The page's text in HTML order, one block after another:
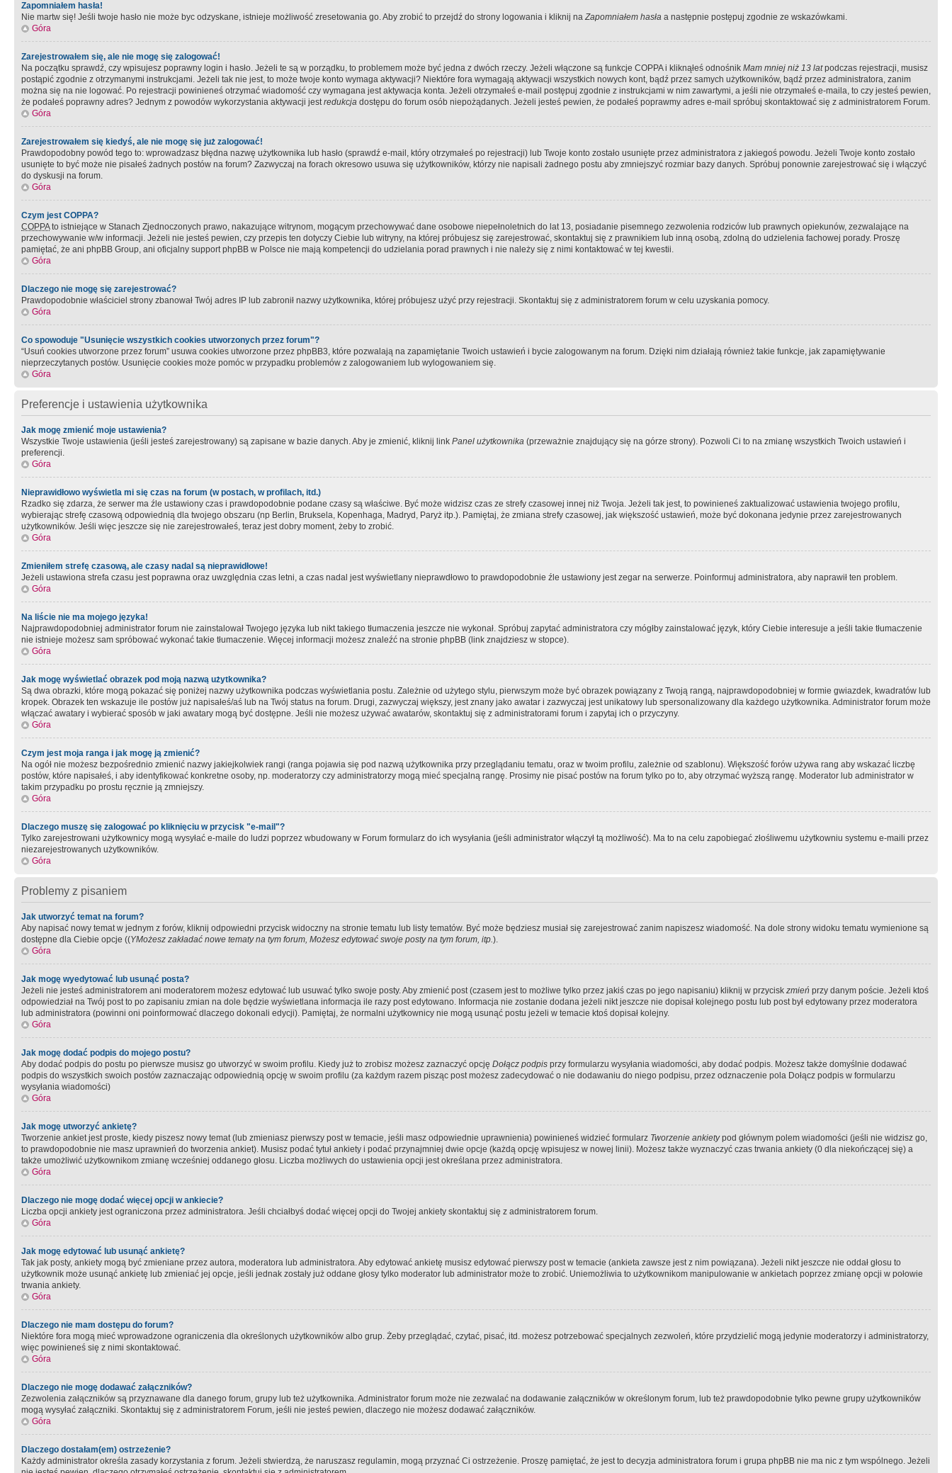
Zapomniałem hasła!
Nie martw się! Jeśli twoje hasło nie może byc odzyskane, istnieje możliwość zresetowania go. Aby zrobić to przejdź do strony logowania i kliknij naZapomniałem hasła a następnie postępuj zgodnie ze wskazówkami.
Góra
Zarejestrowałem się, ale nie mogę się zalogować!
Na początku sprawdź, czy wpisujesz poprawny login i hasło. Jeżeli te są w porządku, to problemem może być jedna z dwóch rzeczy. Jeżeli włączone są funkcje COPPA i kliknąłeś odnośnik Mam mniej niż 13 latpodczas rejestracji, musisz
postąpić zgodnie z otrzymanymi instrukcjami. Jeżeli tak nie jest, to może twoje konto wymaga aktywacji? Niektóre fora wymagają aktywacji wszystkich nowych kont, bądź przez samych użytkowników, bądź przez administratora, zanim
można się na nie logować. Po rejestracji powinieneś otrzymać wiadomość czy wymagana jest aktywacja konta. Jeżeli otrzymałeś e-mail postępuj zgodnie z instrukcjami w nim zawartymi, a jeśli nie otrzymałeś e-maila, to czy jesteś pewien,
że podałeś poprawny adres? Jednym z powodów wykorzystania aktywacji jestredukcja dostępu do forum osób niepożądanych. Jeżeli jesteś pewien, że podałeś poprawmy adres e-mail spróbuj skontaktować się z administratorem Forum.
Góra
Zarejestrowałem się kiedyś, ale nie mogę się już zalogować!
Prawdopodobny powód tego to: wprowadzasz błędna nazwę użytkownika lub hasło (sprawdź e-mail, który otrzymałeś po rejestracji) lub Twoje konto zostało usunięte przez administratora z jakiegoś powodu. Jeżeli Twoje konto zostało
usunięte to być może nie pisałeś żadnych postów na forum? Zazwyczaj na forach okresowo usuwa się użytkowników, którzy nie napisali żadnego postu aby zmniejszyć rozmiar bazy danych. Spróbuj ponownie zarejestrować się i włączyć
do dyskusji na forum.
Góra
Czym jest COPPA?
COPPAto istniejące w Stanach Zjednoczonych prawo, nakazujące witrynom, mogącym przechowywać dane osobowe niepełnoletnich do lat 13, posiadanie pisemnego zezwolenia rodziców lub prawnych opiekunów, zezwalające na
przechowywanie w/w informacji. Jeżeli nie jesteś pewien, czy przepis ten dotyczy Ciebie lub witryny, na której próbujesz się zarejestrować, skontaktuj się z prawnikiem lub inną osobą, zdolną do udzielenia fachowej porady. Proszę
pamiętać, że ani phpBB Group, ani oficjalny support phpBB w Polsce nie mają kompetencji do udzielania porad prawnych i nie należy się z nimi kontaktować w tej kwestii.
Góra
Dlaczego nie mogę się zarejestrować?
Prawdopodobnie właściciel strony zbanował Twój adres IP lub zabronił nazwy użytkownika, której próbujesz użyć przy rejestracji. Skontaktuj się z administratorem forum w celu uzyskania pomocy.
Góra
Co spowoduje "Usunięcie wszystkich cookies utworzonych przez forum"?
“Usuń cookies utworzone przez forum” usuwa cookies utworzone przez phpBB3, które pozwalają na zapamiętanie Twoich ustawień i bycie zalogowanym na forum. Dzięki nim działają również takie funkcje, jak zapamiętywanie
nieprzeczytanych postów. Usunięcie cookies może pomóc w przypadku problemów z zalogowaniem lub wylogowaniem się.
Góra
Preferencje i ustawienia użytkownika
Jak mogę zmienić moje ustawienia?
Wszystkie Twoje ustawienia (jeśli jesteś zarejestrowany) są zapisane w bazie danych. Aby je zmienić, kliknij link Panel użytkownika (przeważnie znajdujący się na górze strony). Pozwoli Ci to na zmianę wszystkich Twoich ustawień i
preferencji.
Góra
Nieprawidłowo wyświetla mi się czas na forum (w postach, w profilach, itd.)
Rzadko się zdarza, że serwer ma źle ustawiony czas i prawdopodobnie podane czasy są właściwe. Być może widzisz czas ze strefy czasowej innej niż Twoja. Jeżeli tak jest, to powinieneś zaktualizować ustawienia twojego profilu,
wybierając strefę czasową odpowiednią dla twojego obszaru (np Berlin, Bruksela, Kopenhaga, Madryd, Paryż itp.). Pamiętaj, że zmiana strefy czasowej, jak większość ustawień, może być dokonana jedynie przez zarejestrowanych
użytkowników. Jeśli więc jeszcze się nie zarejestrowałeś, teraz jest dobry moment, żeby to zrobić.
Góra
Zmieniłem strefę czasową, ale czasy nadal są nieprawidłowe!
Jeżeli ustawiona strefa czasu jest poprawna oraz uwzględnia czas letni, a czas nadal jest wyświetlany nieprawdłowo to prawdopodobnie źle ustawiony jest zegar na serwerze. Poinformuj administratora, aby naprawił ten problem.
Góra
Na liście nie ma mojego języka!
Najprawdopodobniej administrator forum nie zainstalował Twojego języka lub nikt takiego tłumaczenia jeszcze nie wykonał. Spróbuj zapytać administratora czy mógłby zainstalować język, który Ciebie interesuje a jeśli takie tłumaczenie
nie istnieje możesz sam spróbować wykonać takie tłumaczenie. Więcej informacji możesz znaleźć na stronie phpBB (link znajdziesz w stopce).
Góra
Jak mogę wyświetlać obrazek pod moją nazwą użytkownika?
Są dwa obrazki, które mogą pokazać się poniżej nazwy użytkownika podczas wyświetlania postu. Zależnie od użytego stylu, pierwszym może być obrazek powiązany z Twoją rangą, najprawdopodobniej w formie gwiazdek, kwadratów lub
kropek. Obrazek ten wskazuje ile postów już napisałeś/aś lub na Twój status na forum. Drugi, zazwyczaj większy, jest znany jako awatar i zazwyczaj jest unikatowy lub spersonalizowany dla każdego użytkownika. Administrator forum może
włączać awatary i wybierać sposób w jaki awatary mogą być dostępne. Jeśli nie możesz używać awatarów, skontaktuj się z administratorami forum i zapytaj ich o przyczyny.
Góra
Czym jest moja ranga i jak mogę ją zmienić?
Na ogół nie możesz bezpośrednio zmienić nazwy jakiejkolwiek rangi (ranga pojawia się pod nazwą użytkownika przy przeglądaniu tematu, oraz w twoim profilu, zależnie od szablonu). Większość forów używa rang aby wskazać liczbę
postów, które napisałeś, i aby identyfikować konkretne osoby, np. moderatorzy czy administratorzy mogą mieć specjalną rangę. Prosimy nie pisać postów na forum tylko po to, aby otrzymać wyższą rangę. Moderator lub administrator w
takim przypadku po prostu ręcznie ją zmniejszy.
Góra
Dlaczego muszę się zalogować po kliknięciu w przycisk "e-mail"?
Tylko zarejestrowani użytkownicy mogą wysyłać e-maile do ludzi poprzez wbudowany w Forum formularz do ich wysyłania (jeśli administrator włączył tą możliwość). Ma to na celu zapobiegać złośliwemu użytkowniu systemu e-maili przez
niezarejestrowanych użytkowników.
Góra
Problemy z pisaniem
Jak utworzyć temat na forum?
Aby napisać nowy temat w jednym z forów, kliknij odpowiedni przycisk widoczny na stronie tematu lub listy tematów. Być może będziesz musiał się zarejestrować zanim napiszesz wiadomość. Na dole strony widoku tematu wymienione są
dostępne dla Ciebie opcje ((YMożesz zakładać nowe tematy na tym forum, Możesz edytować swoje posty na tym forum, itp.).
Góra
Jak mogę wyedytować lub usunąć posta?
Jeżeli nie jesteś administratorem ani moderatorem możesz edytować lub usuwać tylko swoje posty. Aby zmienić post (czasem jest to możliwe tylko przez jakiś czas po jego napisaniu) kliknij w przycisk zmień przy danym poście. Jeżeli ktoś
odpowiedział na Twój post to po zapisaniu zmian na dole będzie wyświetlana informacja ile razy post edytowano. Informacja nie zostanie dodana jeżeli nikt jeszcze nie dopisał kolejnego postu lub post był edytowany przez moderatora
lub administratora (powinni oni poinformować dlaczego dokonali edycji). Pamiętaj, że normalni użytkownicy nie mogą usunąć postu jeżeli w temacie ktoś dopisał kolejny.
Góra
Jak mogę dodać podpis do mojego postu?
Aby dodać podpis do postu po pierwsze musisz go utworzyć w swoim profilu. Kiedy już to zrobisz możesz zaznaczyć opcję Dołącz podpis przy formularzu wysyłania wiadomości, aby dodać podpis. Możesz także domyślnie dodawać
podpis do wszystkich swoich postów zaznaczając odpowiednią opcję w swoim profilu (za każdym razem pisząc post możesz zadecydować o nie dodawaniu do niego podpisu, przez odznaczenie pola Dołącz podpis w formularzu
wysyłania wiadomości)
Góra
Jak mogę utworzyć ankietę?
Tworzenie ankiet jest proste, kiedy piszesz nowy temat (lub zmieniasz pierwszy post w temacie, jeśli masz odpowiednie uprawnienia) powinieneś widzieć formularz Tworzenie ankietypod głównym polem wiadomości (jeśli nie widzisz go,
to prawdopodobnie nie masz uprawnień do tworzenia ankiet). Musisz podać tytuł ankiety i podać przynajmniej dwie opcje (każdą opcję wpisujesz w nowej linii). Możesz także wyznaczyć czas trwania ankiety (0 dla niekończącej się) a
także umożliwić użytkownikom zmianę wcześniej oddanego głosu. Liczba możliwych do ustawienia opcji jest określana przez administratora.
Góra
Dlaczego nie mogę dodać więcej opcji w ankiecie?
Liczba opcji ankiety jest ograniczona przez administratora. Jeśli chciałbyś dodać więcej opcji do Twojej ankiety skontaktuj się z administratorem forum.
Góra
Jak mogę edytować lub usunąć ankietę?
Tak jak posty, ankiety mogą być zmieniane przez autora, moderatora lub administratora. Aby edytować ankietę musisz edytować pierwszy post w temacie (ankieta zawsze jest z nim powiązana). Jeżeli nikt jeszcze nie oddał głosu to
użytkownik może usunąć ankietę lub zmieniać jej opcje, jeśli jednak zostały już oddane głosy tylko moderator lub administrator może to zrobić. Uniemożliwia to użytkownikom manipulowanie w ankietach poprzez zmianę opcji w połowie
trwania ankiety.
Góra
Dlaczego nie mam dostępu do forum?
Niektóre fora mogą mieć wprowadzone ograniczenia dla określonych użytkowników albo grup. Żeby przeglądać, czytać, pisać, itd. możesz potrzebować specjalnych zezwoleń, które przydzielić mogą jedynie moderatorzy i administratorzy,
więc powinieneś się z nimi skontaktować.
Góra
Dlaczego nie mogę dodawać załączników?
Zezwolenia załączników są przyznawane dla danego forum, grupy lub też użytkownika. Administrator forum może nie zezwalać na dodawanie załączników w określonym forum, lub też prawdopodobnie tylko pewne grupy użytkowników
mogą wysyłać załączniki. Skontaktuj się z administratorem Forum, jeśli nie jesteś pewien, dlaczego nie możesz dodawać załączników.
Góra
Dlaczego dostałam(em) ostrzeżenie?
Każdy administrator określa zasady korzystania z forum. Jeżeli stwierdzą, że naruszasz regulamin, mogą przyznać Ci ostrzeżenie. Proszę pamiętać, że jest to decyzja administratora forum i grupa phpBB nie ma nic z tym wspólnego. Jeżeli